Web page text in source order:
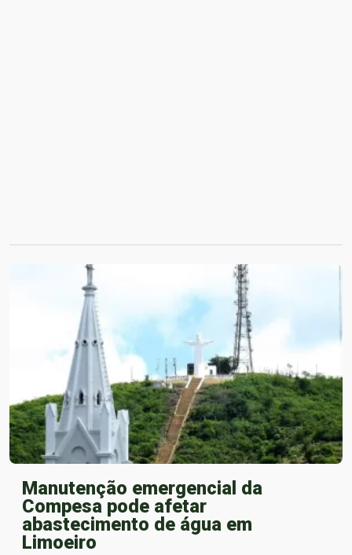
Manutenção emergencial da
Compesa pode afetar
abastecimento de água em
Limoeiro